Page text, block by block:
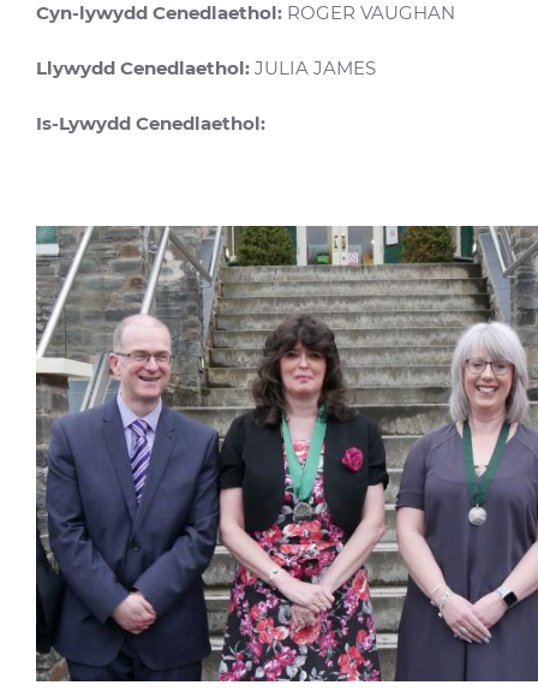
Cyn-lywydd Cenedlaethol: ROGER VAUGHAN
Llywydd Cenedlaethol: JULIA JAMES
Is-Lywydd Cenedlaethol: